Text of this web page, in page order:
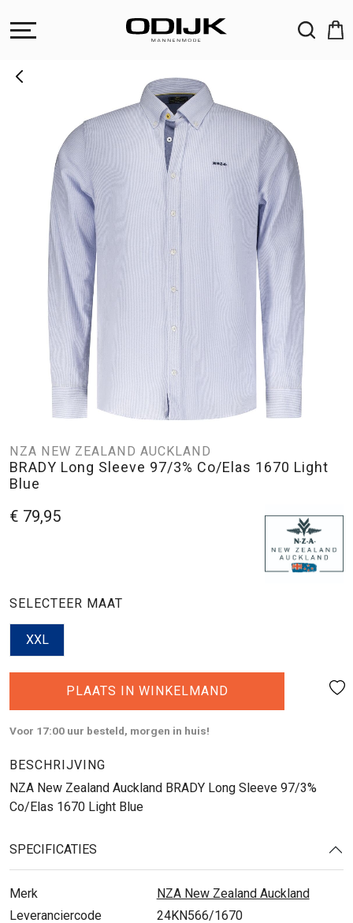
NZA NEW ZEALAND AUCKLAND
BRADY Long Sleeve 97/3% Co/Elas 1670 Light
Blue
€ 79,95
SELECTEER MAAT
XXL
PLAATS IN WINKELMAND
Voor 17:00 uur besteld, morgen in huis!
BESCHRIJVING
NZA New Zealand Auckland BRADY Long Sleeve 97/3%
Co/Elas 1670 Light Blue
SPECIFICATIES
Merk
NZA New Zealand Auckland
Leveranciercode
24KN566/1670